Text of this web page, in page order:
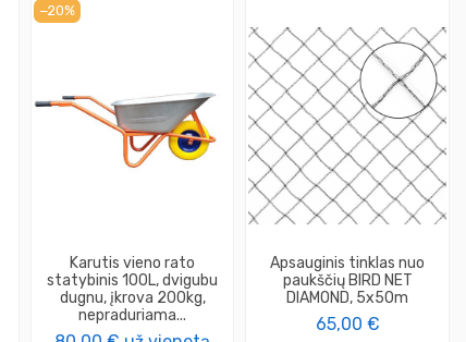
−20%
Karutis vieno rato
statybinis 100L, dvigubu
dugnu, įkrova 200kg,
nepraduriama...
Apsauginis tinklas nuo
paukščių BIRD NET
DIAMOND, 5x50m
65,00 €